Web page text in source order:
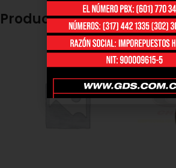
Productos relacionados